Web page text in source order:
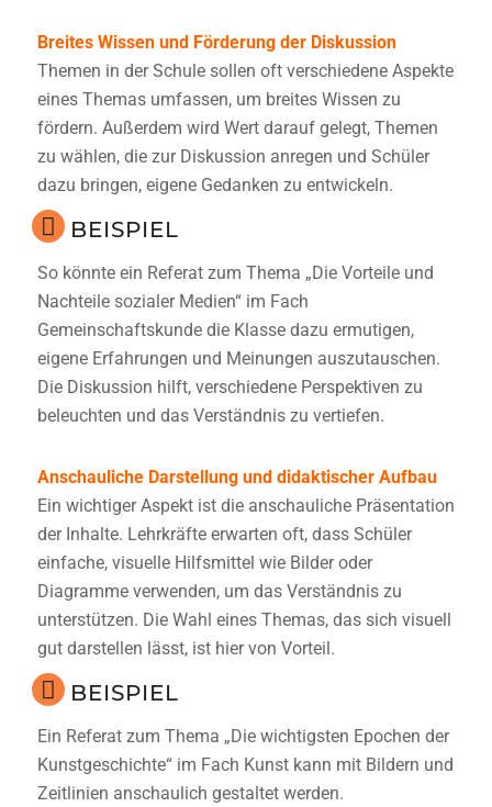
Breites Wissen und Förderung der Diskussion
Themen in der Schule sollen oft verschiedene Aspekte
eines Themas umfassen, um breites Wissen zu
fördern. Außerdem wird Wert darauf gelegt, Themen
zu wählen, die zur Diskussion anregen und Schüler
dazu bringen, eigene Gedanken zu entwickeln.
BEISPIEL
So könnte ein Referat zum Thema „Die Vorteile und
Nachteile sozialer Medien“ im Fach
Gemeinschaftskunde die Klasse dazu ermutigen,
eigene Erfahrungen und Meinungen auszutauschen.
Die Diskussion hilft, verschiedene Perspektiven zu
beleuchten und das Verständnis zu vertiefen.
Anschauliche Darstellung und didaktischer Aufbau
Ein wichtiger Aspekt ist die anschauliche Präsentation
der Inhalte. Lehrkräfte erwarten oft, dass Schüler
einfache, visuelle Hilfsmittel wie Bilder oder
Diagramme verwenden, um das Verständnis zu
unterstützen. Die Wahl eines Themas, das sich visuell
gut darstellen lässt, ist hier von Vorteil.
BEISPIEL
Ein Referat zum Thema „Die wichtigsten Epochen der
Kunstgeschichte“ im Fach Kunst kann mit Bildern und
Zeitlinien anschaulich gestaltet werden.